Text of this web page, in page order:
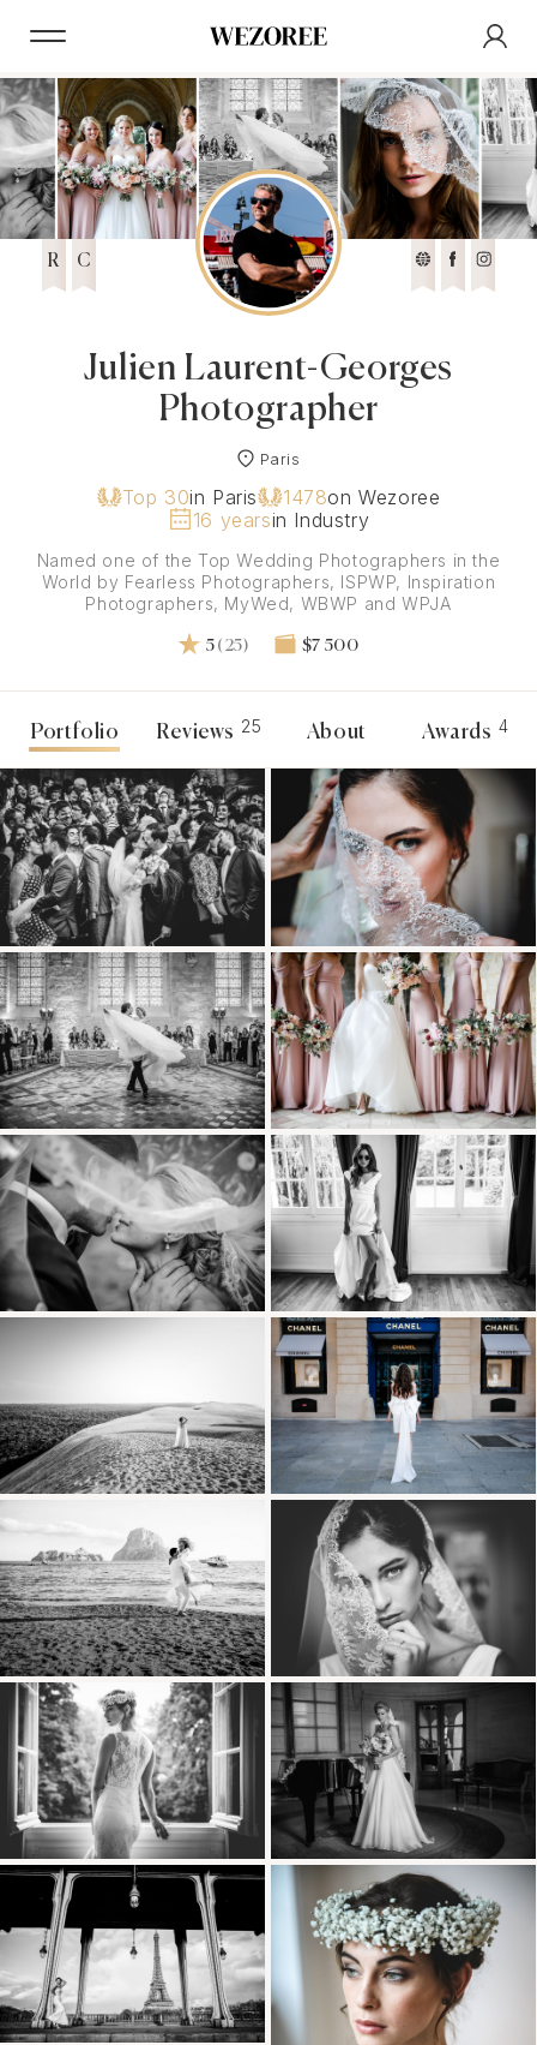
R C
Julien Laurent-Georges
Photographer
Paris
Top 30in Paris 1478on Wezoree
16 yearsin Industry
Named one of the Top Wedding Photographers in the
World by Fearless Photographers, ISPWP, Inspiration
Photographers, MyWed, WBWP and WPJA
5 (25) $7 500
Portfolio Reviews 25 About Awards 4